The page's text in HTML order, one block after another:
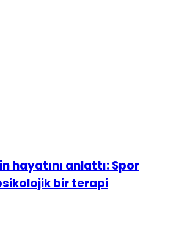
hayatını anlattı: Spor
bir terapi